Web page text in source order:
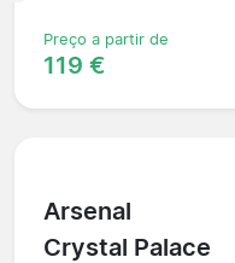
Preço a partir de
119 €
Arsenal
Crystal Palace